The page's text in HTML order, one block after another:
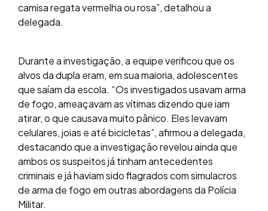
camisa regata vermelha ou rosa”, detalhou a
delegada.
Durante a investigação, a equipe verificou que os
alvos da dupla eram, em sua maioria, adolescentes
que saíam da escola. “Os investigados usavam arma
de fogo, ameaçavam as vítimas dizendo que iam
atirar, o que causava muito pânico. Eles levavam
celulares, joias e até bicicletas”, afirmou a delegada,
destacando que a investigação revelou ainda que
ambos os suspeitos já tinham antecedentes
criminais e já haviam sido flagrados com simulacros
de arma de fogo em outras abordagens da Polícia
Militar.